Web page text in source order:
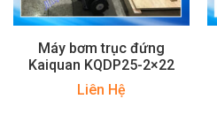
Máy bơm trục đứng
Kaiquan KQDP25-2×22
Liên Hệ